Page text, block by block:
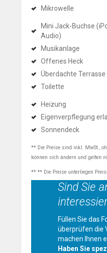
Mikrowelle
Mini Jack-Buchse
Audio)
Musikanlage
Offenes Heck
Überdachte Terrasse
Toilette
Heizung
Eigenverpflegung
Sonnendeck
** Die Preise sind inkl. MwSt.,
können sich ändern und gelten
** ** Die Preise unterliegen
Sind Sie
Füllen Sie das
überprüfen die
machen Ihnen
Haben Sie